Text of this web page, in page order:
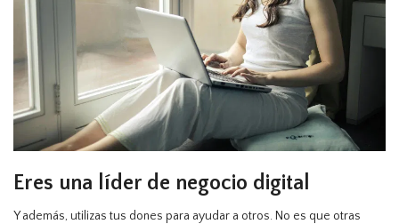
Eres una líder de negocio digital
Y además, utilizas tus dones para ayudar a otros. No es que otras